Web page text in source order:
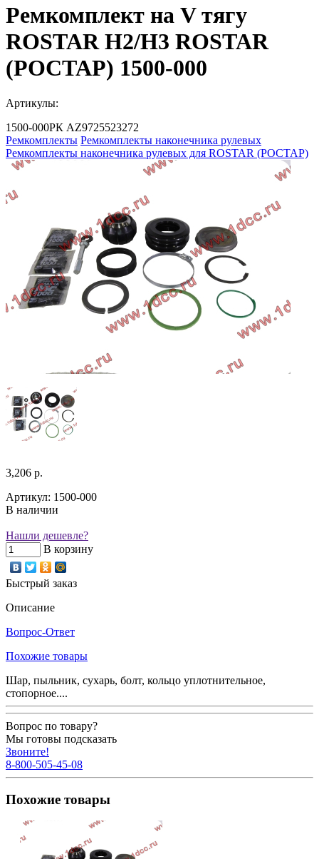
Ремкомплект на V тягу
ROSTAR H2/H3 ROSTAR
(РОСТАР) 1500-000
Артикулы:
1500-000РК AZ9725523272
Ремкомплекты Ремкомплекты наконечника рулевых
Ремкомплекты наконечника рулевых для ROSTAR (РОСТАР)
3,206 р.
Артикул: 1500-000
В наличии
Нашли дешевле?
В корзину
Быстрый заказ
Описание
Вопрос-Ответ
Похожие товары
Шар, пыльник, сухарь, болт, кольцо уплотнительное,
стопорное....
Вопрос по товару?
Мы готовы подсказать
Звоните!
8-800-505-45-08
Похожие товары